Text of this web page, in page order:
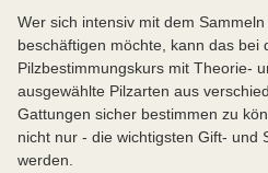
Wer sich intensiv mit dem
beschäftigen möchte, kann das bei
Pilzbestimmungskurs mit Theorie-
ausgewählte Pilzarten aus
Gattungen sicher bestimmen zu
nicht nur - die wichtigsten Gift- und
werden.